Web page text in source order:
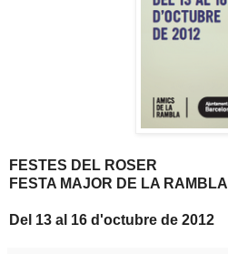
FESTES DEL ROSER
FESTA MAJOR DE LA RAMBLA
Del 13 al 16 d'octubre de 2012